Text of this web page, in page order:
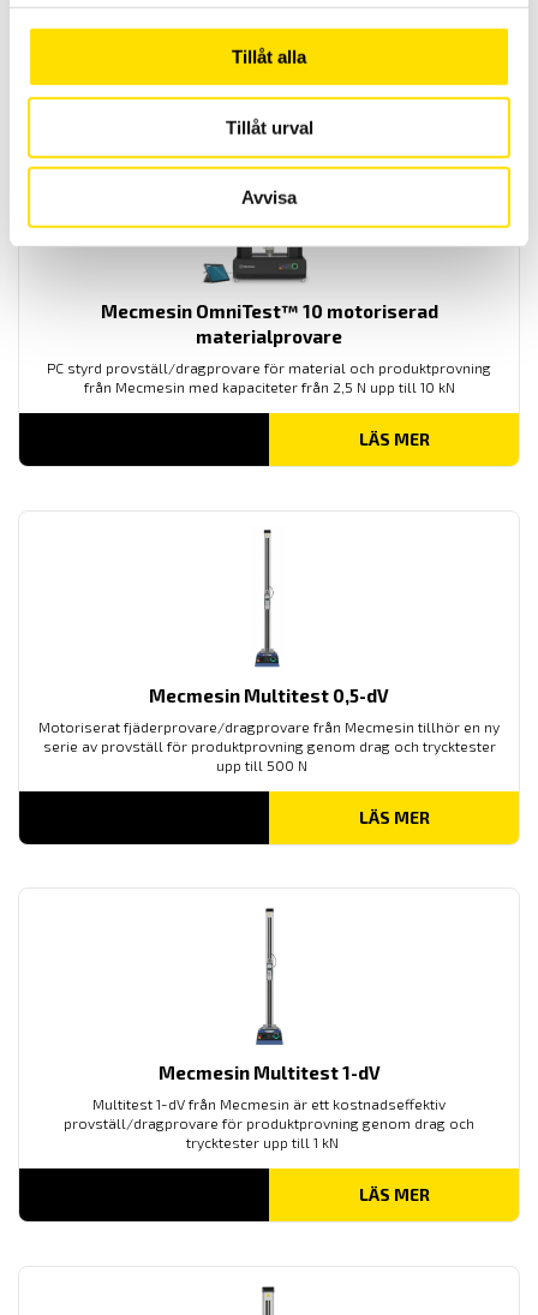
Tillåt alla
Tillåt urval
Avvisa
Prisintervall:
22,000.00 kr
till
25,000.00 kr
Mecmesin OmniTest™ 10 motoriserad
materialprovare
PC styrd provställ/dragprovare för material och produktprovning
från Mecmesin med kapaciteter från 2,5 N upp till 10 kN
LÄS MER
Mecmesin Multitest 0,5-dV
Motoriserat fjäderprovare/dragprovare från Mecmesin tillhör en ny
serie av provställ för produktprovning genom drag och trycktester
upp till 500 N
LÄS MER
Mecmesin Multitest 1-dV
Multitest 1-dV från Mecmesin är ett kostnadseffektiv
provställ/dragprovare för produktprovning genom drag och
trycktester upp till 1 kN
LÄS MER